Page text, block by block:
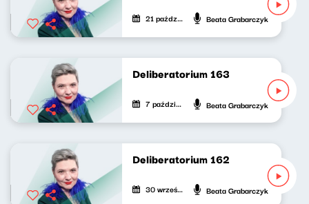
21 października 2023 Beata Grabarczyk
Deliberatorium 163
7 października 2023 Beata Grabarczyk
Deliberatorium 162
30 września 2023 Beata Grabarczyk